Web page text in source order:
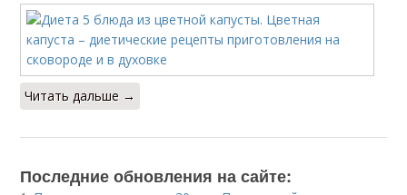
Читать дальше →
Последние обновления на сайте: